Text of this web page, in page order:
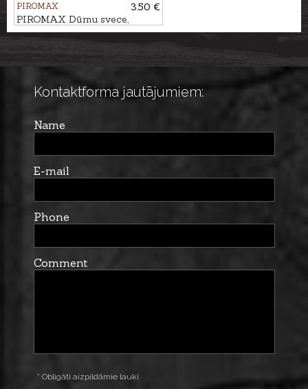
PIROMAX
3.50 €
PIROMAX Dūmu svece,
melna PXM30
Kontaktforma jautājumiem:
Name
E-mail
Phone
Comment
* Obligāti aizpildāmie lauki